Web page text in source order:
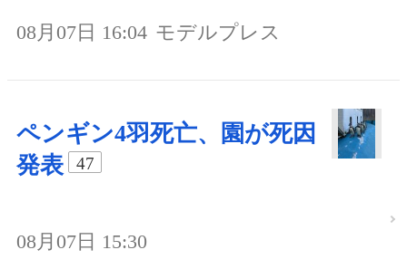
08月07日 16:04 モデルプレス
ペンギン4羽死亡、園が死因
発表
47
08月07日 15:30